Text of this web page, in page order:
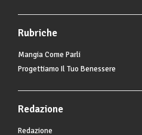
Rubriche
Mangia Come Parli
Progettiamo Il Tuo Benessere
Redazione
Redazione